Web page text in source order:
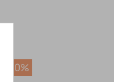
-20%